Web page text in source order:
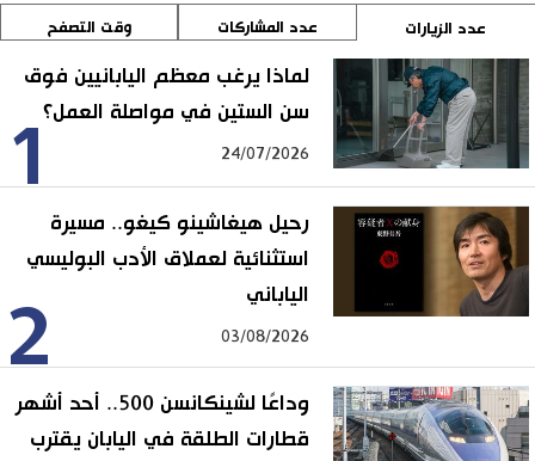
عدد الزيارات عدد المشاركات وقت التصفح
1
لماذا يرغب معظم اليابانيين فوق
سن الستين في مواصلة العمل؟
24/07/2026
2
رحيل هيغاشينو كيغو.. مسيرة
استثنائية لعملاق الأدب البوليسي
الياباني
03/08/2026
وداعًا لشينكانسن 500.. أحد أشهر
قطارات الطلقة في اليابان يقترب